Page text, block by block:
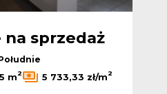
na sprzedaż
m2 5 733,33 zł/m2